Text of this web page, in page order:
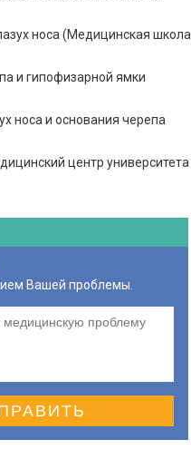
носа (Медицинская школа
и гипофизарной ямки
носа и основания черепа
центр университета
Вашей проблемы.